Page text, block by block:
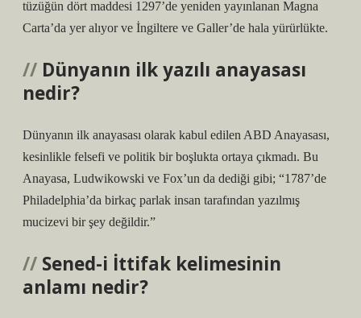
tüzüğün dört maddesi 1297’de yeniden yayınlanan Magna
Carta’da yer alıyor ve İngiltere ve Galler’de hala yürürlükte.
Dünyanın ilk yazılı anayasası
nedir?
Dünyanın ilk anayasası olarak kabul edilen ABD Anayasası,
kesinlikle felsefi ve politik bir boşlukta ortaya çıkmadı. Bu
Anayasa, Ludwikowski ve Fox’un da dediği gibi; “1787’de
Philadelphia’da birkaç parlak insan tarafından yazılmış
mucizevi bir şey değildir.”
Sened-i İttifak kelimesinin
anlamı nedir?